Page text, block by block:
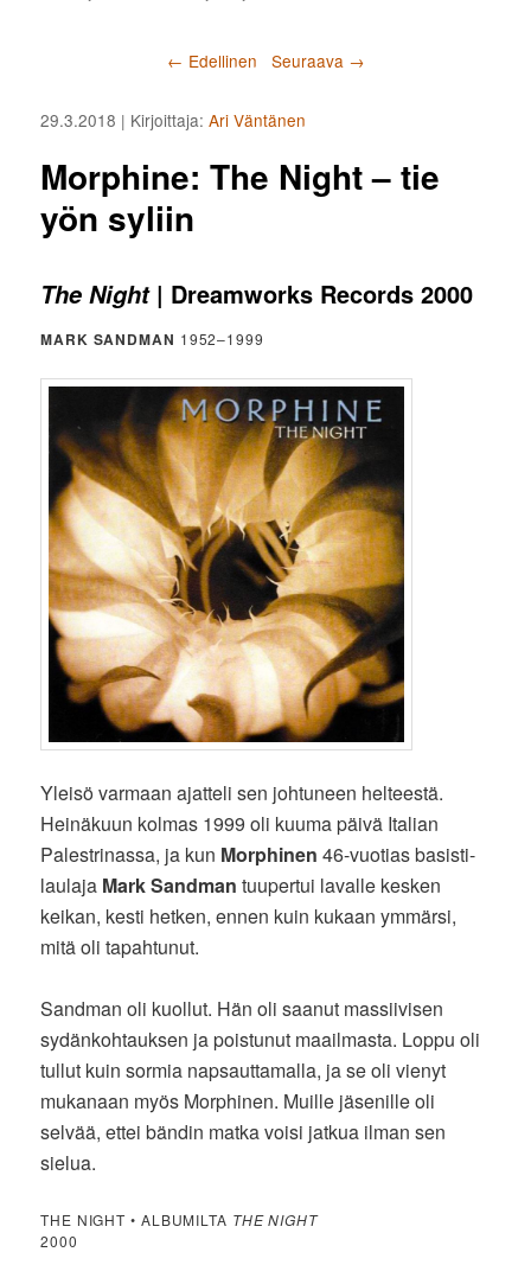
Artikkelien selaus
← Edellinen Seuraava →
Morphine: The Night – tie
yön syliin
29.3.2018 | Kirjoittaja:Ari Väntänen
The Night| Dreamworks Records 2000
MARK SANDMAN 1952–1999
Yleisö varmaan ajatteli sen johtuneen helteestä.
Heinäkuun kolmas 1999 oli kuuma päivä Italian
Palestrinassa, ja kun Morphinen 46-vuotias basisti-
laulaja Mark Sandman tuupertui lavalle kesken
keikan, kesti hetken, ennen kuin kukaan ymmärsi,
mitä oli tapahtunut.
Sandman oli kuollut. Hän oli saanut massiivisen
sydänkohtauksen ja poistunut maailmasta. Loppu oli
tullut kuin sormia napsauttamalla, ja se oli vienyt
mukanaan myös Morphinen. Muille jäsenille oli
selvää, ettei bändin matka voisi jatkua ilman sen
sielua.
THE NIGHT • ALBUMILTA THE NIGHT
2000